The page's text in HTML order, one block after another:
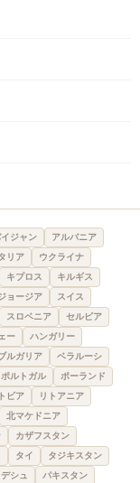
ジャン
アルバニア
リア
ウクライナ
キプロス
キルギス
ョージア
スイス
スロベニア
セルビア
ー
ハンガリー
ルガリア
ベラルーシ
ポルトガル
ポーランド
ビア
リトアニア
北マケドニア
カザフスタン
タイ
タジキスタン
シュ
パキスタン